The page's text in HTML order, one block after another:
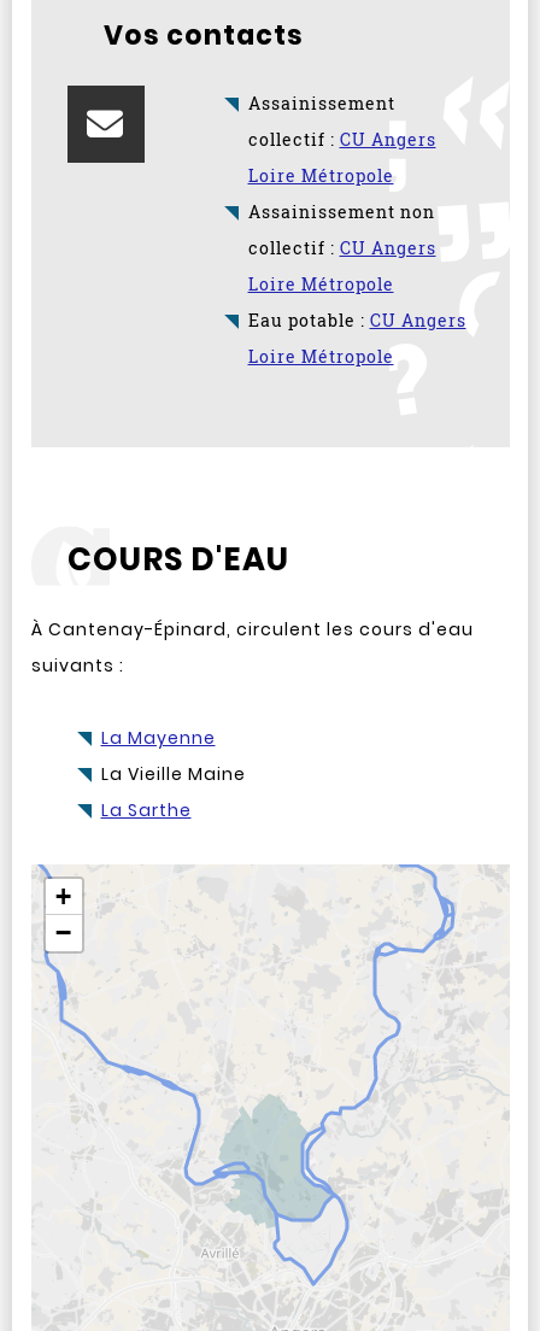
Vos contacts
Assainissement
collectif : CU Angers
Loire Métropole
Assainissement non
collectif : CU Angers
Loire Métropole
Eau potable : CU Angers
Loire Métropole
COURS D'EAU
À Cantenay-Épinard, circulent les cours d'eau
suivants :
La Mayenne
La Vieille Maine
La Sarthe
Aller après la carte
+
−